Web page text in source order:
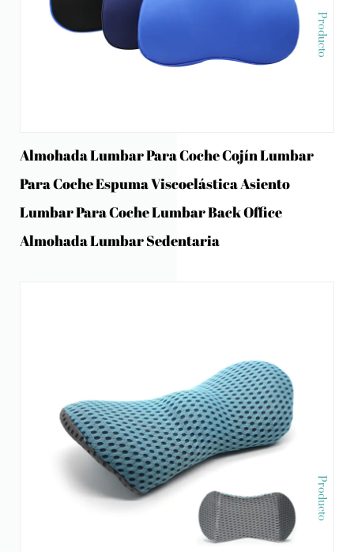
Producto
Almohada Lumbar Para Coche Cojín Lumbar
Para Coche Espuma Viscoelástica Asiento
Lumbar Para Coche Lumbar Back Office
Almohada Lumbar Sedentaria
Producto